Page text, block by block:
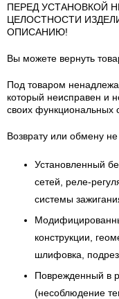
ПЕРЕД УСТАНОВКОЙ
ЦЕЛОСТНОСТИ
ОПИСАНИЮ!
Вы можете вернуть
Под товаром
который неисправен и
своих функциональных
Возврату или обмену
Установленный
сетей, реле-
системы
конструкции,
шлифовка,
Поврежденный в
(несоблюдение